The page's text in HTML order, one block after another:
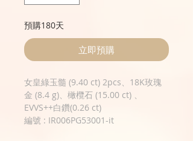
預購180天
立即預購
女皇綠玉髓 (9.40 ct) 2pcs、18K玫瑰
金 (8.4 g)、橄欖石 (15.00 ct) 、
EVVS++白鑽(0.26 ct)
編號 : IR006PG53001-it